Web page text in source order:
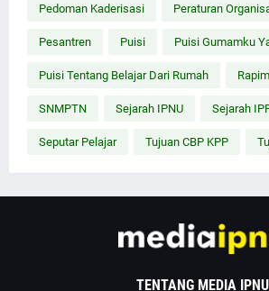
Pedoman Kaderisasi Peraturan
Pesantren Puisi Puisi Gumamku
Puisi Tentang Belajar Dari Rumah
SNMPTN Sejarah IPNU Sejarah
Seputar Pelajar Tujuan CBP KPP
TENTANG MEDIA IPNU